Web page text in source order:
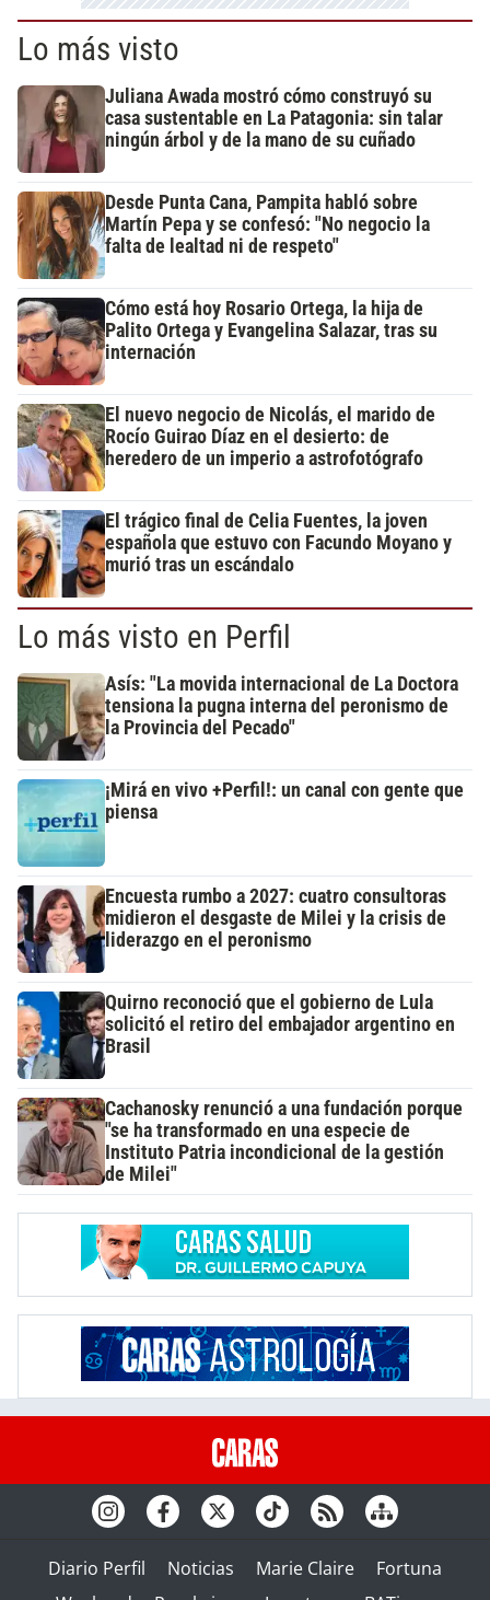
Lo más visto
Juliana Awada mostró cómo construyó su
casa sustentable en La Patagonia: sin talar
ningún árbol y de la mano de su cuñado
Desde Punta Cana, Pampita habló sobre
Martín Pepa y se confesó: "No negocio la
falta de lealtad ni de respeto"
Cómo está hoy Rosario Ortega, la hija de
Palito Ortega y Evangelina Salazar, tras su
internación
El nuevo negocio de Nicolás, el marido de
Rocío Guirao Díaz en el desierto: de
heredero de un imperio a astrofotógrafo
El trágico final de Celia Fuentes, la joven
española que estuvo con Facundo Moyano y
murió tras un escándalo
Lo más visto en Perfil
Asís: "La movida internacional de La Doctora
tensiona la pugna interna del peronismo de
la Provincia del Pecado"
¡Mirá en vivo +Perfil!: un canal con gente que
piensa
Encuesta rumbo a 2027: cuatro consultoras
midieron el desgaste de Milei y la crisis de
liderazgo en el peronismo
Quirno reconoció que el gobierno de Lula
solicitó el retiro del embajador argentino en
Brasil
Cachanosky renunció a una fundación porque
"se ha transformado en una especie de
Instituto Patria incondicional de la gestión
de Milei"
Diario Perfil Noticias Marie Claire
Fortuna